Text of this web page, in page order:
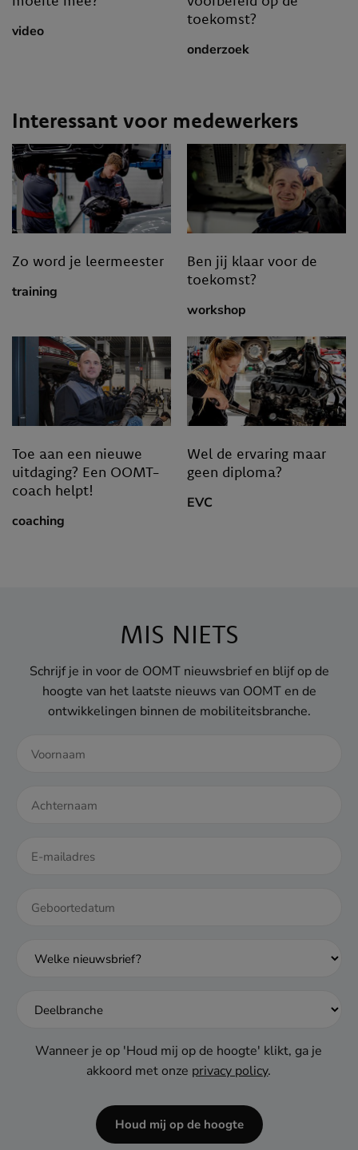
video
toekomst?
onderzoek
Interessant voor medewerkers
Zo word je leermeester
training
Ben jij klaar voor de
toekomst?
workshop
Toe aan een nieuwe
uitdaging? Een OOMT-
coach helpt!
coaching
Wel de ervaring maar
geen diploma?
EVC
MIS NIETS
Schrijf je in voor de OOMT nieuwsbrief en blijf op de
hoogte van het laatste nieuws van OOMT en de
ontwikkelingen binnen de mobiliteitsbranche.
DD
MM
Wanneer je op 'Houd mij op de hoogte' klikt, ga je
akkoord met onze privacy policy.
Houd mij op de hoogte